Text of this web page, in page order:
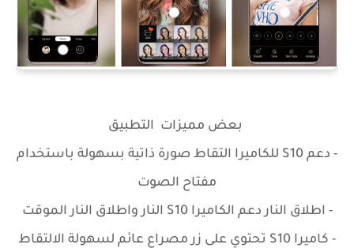
بعض مميزات التطبيق
- دعم S10 للكاميرا التقاط صورة ذاتية بسهولة باستخدام
مفتاح الصوت
- اطلاق النار دعم الكاميرا S10 النار واطلاق النار الموقت
- كاميرا S10 تحتوي على زر مصراع عائم لسهولة الالتقاط